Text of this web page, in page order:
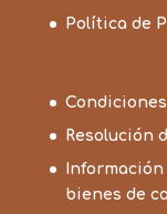
Política de
Resolución
bienes de